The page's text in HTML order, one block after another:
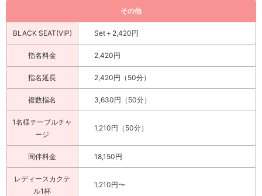
その他
BLACK SEAT(VIP) Set＋2,420円
指名料金 2,420円
指名延長 2,420円（50分）
複数指名 3,630円（50分）
1名様テーブルチャ
ージ
1,210円（50分）
同伴料金 18,150円
レディースカクテ
ル1杯
1,210円〜